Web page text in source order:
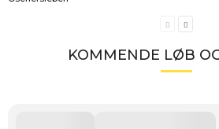
KOMMENDE LØB